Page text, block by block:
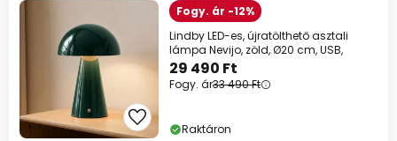
Fogy. ár -12%
Lindby LED-es, újratölthető asztali
lámpa Nevijo, zöld, Ø20 cm, USB,
29 490 Ft
Fogy. ár33 490 Ft
Raktáron